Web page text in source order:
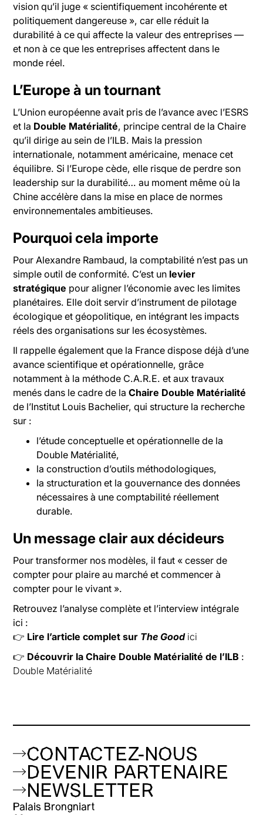
vision qu’il juge « scientifiquement incohérente et
politiquement dangereuse », car elle réduit la
durabilité à ce qui affecte la valeur des entreprises —
et non à ce que les entreprises affectent dans le
monde réel.
L’Europe à un tournant
L’Union européenne avait pris de l’avance avec l’ESRS
et la Double Matérialité, principe central de la Chaire
qu’il dirige au sein de l’ILB. Mais la pression
internationale, notamment américaine, menace cet
équilibre. Si l’Europe cède, elle risque de perdre son
leadership sur la durabilité… au moment même où la
Chine accélère dans la mise en place de normes
environnementales ambitieuses.
Pourquoi cela importe
Pour Alexandre Rambaud, la comptabilité n’est pas un
simple outil de conformité. C’est un levier
stratégique pour aligner l’économie avec les limites
planétaires. Elle doit servir d’instrument de pilotage
écologique et géopolitique, en intégrant les impacts
réels des organisations sur les écosystèmes.
Il rappelle également que la France dispose déjà d’une
avance scientifique et opérationnelle, grâce
notamment à la méthode C.A.R.E. et aux travaux
menés dans le cadre de laChaire Double Matérialité
de l’Institut Louis Bachelier, qui structure la recherche
sur :
l’étude conceptuelle et opérationnelle de la
Double Matérialité,
la construction d’outils méthodologiques,
la structuration et la gouvernance des données
nécessaires à une comptabilité réellement
durable.
Un message clair aux décideurs
Pour transformer nos modèles, il faut « cesser de
compter pour plaire au marché et commencer à
compter pour le vivant ».
Retrouvez l’analyse complète et l’interview intégrale
ici :
👉 Lire l’article complet sur The Good ici
👉 Découvrir la Chaire Double Matérialité de l’ILB :
Double Matérialité
CONTACTEZ-NOUS
DEVENIR PARTENAIRE
NEWSLETTER
Palais Brongniart